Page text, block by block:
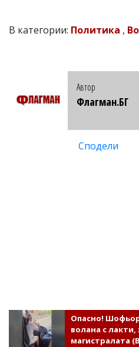
В категории: Политика ,
Автор
Флагман.БГ
Сподели
Опасно!
волана с лакти,
магистралата